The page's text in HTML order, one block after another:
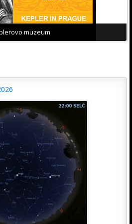
muzeum